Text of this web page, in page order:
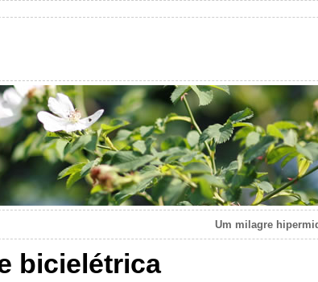
Um milagre
bicielétrica